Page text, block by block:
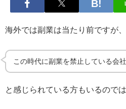
海外では副業は当たり前ですが、
この時代に副業を禁止している会
と感じられている方もいるので